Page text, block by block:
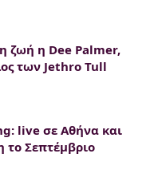
ζωή η Dee Palmer,
των Jethro Tull
live σε Αθήνα και
το Σεπτέμβριο